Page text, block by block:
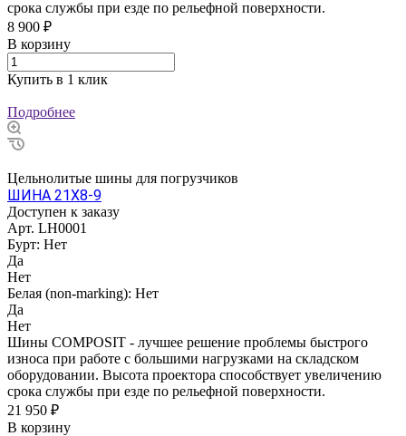
срока службы при езде по рельефной поверхности.
8 900 ₽
В корзину
Купить в 1 клик
Подробнее
Цельнолитые шины для погрузчиков
ШИНА 21Х8-9
Доступен к заказу
Арт. LH0001
Бурт: Нет
Да
Нет
Белая (non-marking): Нет
Да
Нет
Шины COMPOSIT - лучшее решение проблемы быстрого
износа при работе с большими нагрузками на складском
оборудовании. Высота проектора способствует увеличению
срока службы при езде по рельефной поверхности.
21 950 ₽
В корзину